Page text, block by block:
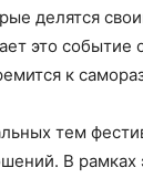
делятся
это событие
к
тем
В рамках